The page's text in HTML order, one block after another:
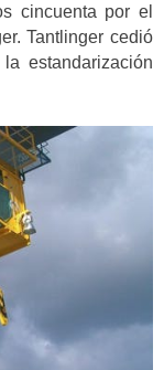
cincuenta por el
Tantlinger cedió
estandarización